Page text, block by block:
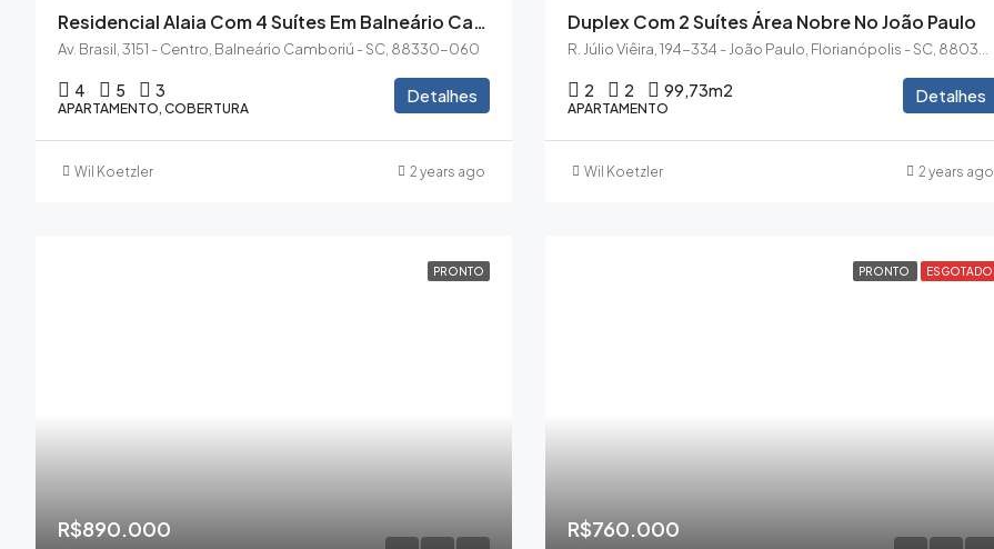
Residencial Alaia Com 4 Suítes Em Balneário Camboriú
Av. Brasil, 3151 - Centro, Balneário Camboriú - SC, 88330-060
4 5 3
APARTAMENTO, COBERTURA
Detalhes
Wil Koetzler 2 years ago
Duplex Com 2 Suítes Área Nobre No João Paulo
2 2 99,73m2
APARTAMENTO
Detalhes
Wil Koetzler 2 years ago
PRONTO
R$890.000
PRONTO ESGOTADO
R$760.000